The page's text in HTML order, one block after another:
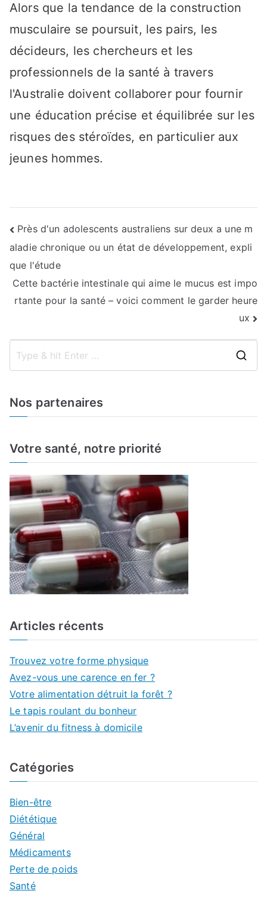
Alors que la tendance de la construction
musculaire se poursuit, les pairs, les
décideurs, les chercheurs et les
professionnels de la santé à travers
l'Australie doivent collaborer pour fournir
une éducation précise et équilibrée sur les
risques des stéroïdes, en particulier aux
jeunes hommes.
Navigation
de
l’article
Près d'un adolescents australiens sur deux a une m
aladie chronique ou un état de développement, expli
que l'étude
Cette bactérie intestinale qui aime le mucus est impo
rtante pour la santé – voici comment le garder heure
ux
f
Nos partenaires
Votre santé, notre priorité
Articles récents
Trouvez votre forme physique
Avez-vous une carence en fer ?
Votre alimentation détruit la forêt ?
Le tapis roulant du bonheur
L’avenir du fitness à domicile
Catégories
Bien-être
Diététique
Général
Médicaments
Perte de poids
Santé